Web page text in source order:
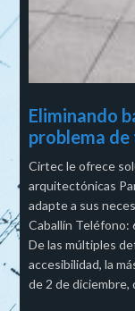
Eliminando
problema de
Cirtec le ofrece
arquitectónicas
adapte a sus
Caballín Teléfono:
De las múltiples
accesibilidad, la
de 2 de diciembre,